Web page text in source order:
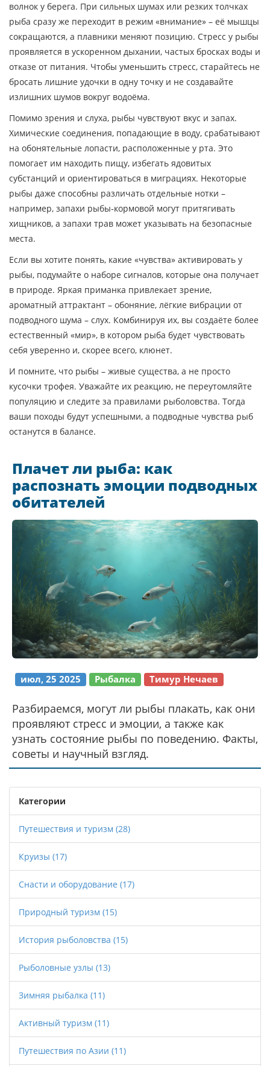
волнок у берега. При сильных шумах или резких толчках
рыба сразу же переходит в режим «внимание» – её мышцы
сокращаются, а плавники меняют позицию. Стресс у рыбы
проявляется в ускоренном дыхании, частых бросках воды и
отказе от питания. Чтобы уменьшить стресс, старайтесь не
бросать лишние удочки в одну точку и не создавайте
излишних шумов вокруг водоёма.
Помимо зрения и слуха, рыбы чувствуют вкус и запах.
Химические соединения, попадающие в воду, срабатывают
на обонятельные лопасти, расположенные у рта. Это
помогает им находить пищу, избегать ядовитых
субстанций и ориентироваться в миграциях. Некоторые
рыбы даже способны различать отдельные нотки –
например, запахи рыбы‑кормовой могут притягивать
хищников, а запахи трав может указывать на безопасные
места.
Если вы хотите понять, какие «чувства» активировать у
рыбы, подумайте о наборе сигналов, которые она получает
в природе. Яркая приманка привлекает зрение,
ароматный аттрактант – обоняние, лёгкие вибрации от
подводного шума – слух. Комбинируя их, вы создаёте более
естественный «мир», в котором рыба будет чувствовать
себя уверенно и, скорее всего, клюнет.
И помните, что рыбы – живые существа, а не просто
кусочки трофея. Уважайте их реакцию, не переутомляйте
популяцию и следите за правилами рыболовства. Тогда
ваши походы будут успешными, а подводные чувства рыб
останутся в балансе.
Плачет ли рыба: как
распознать эмоции подводных
обитателей
июл, 25 2025 Рыбалка Тимур Нечаев
Разбираемся, могут ли рыбы плакать, как они
проявляют стресс и эмоции, а также как
узнать состояние рыбы по поведению. Факты,
советы и научный взгляд.
Категории
Путешествия и туризм (28)
Круизы (17)
Снасти и оборудование (17)
Природный туризм (15)
История рыболовства (15)
Рыболовные узлы (13)
Зимняя рыбалка (11)
Активный туризм (11)
Путешествия по Азии (11)